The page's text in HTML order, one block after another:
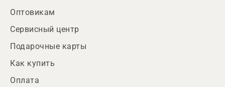
Оптовикам
Сервисный центр
Подарочные карты
Как купить
Оплата